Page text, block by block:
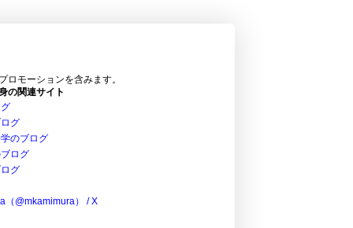
ロモーションを含みます。
の関連サイト
グ
のブログ
ログ
グ
（@mkamimura） / X